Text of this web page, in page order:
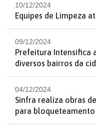
10/12/2024
Equipes de Limpeza
09/12/2024
Prefeitura Intensifica
diversos bairros da
04/12/2024
Sinfra realiza obras
para